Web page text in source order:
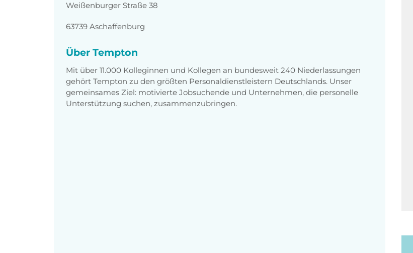
Weißenburger Straße 38
63739 Aschaffenburg
Über Tempton
Mit über 11.000 Kolleginnen und Kollegen an bundesweit 240 Niederlassungen
gehört Tempton zu den größten Personaldienstleistern Deutschlands. Unser
gemeinsames Ziel: motivierte Jobsuchende und Unternehmen, die personelle
Unterstützung suchen, zusammenzubringen.